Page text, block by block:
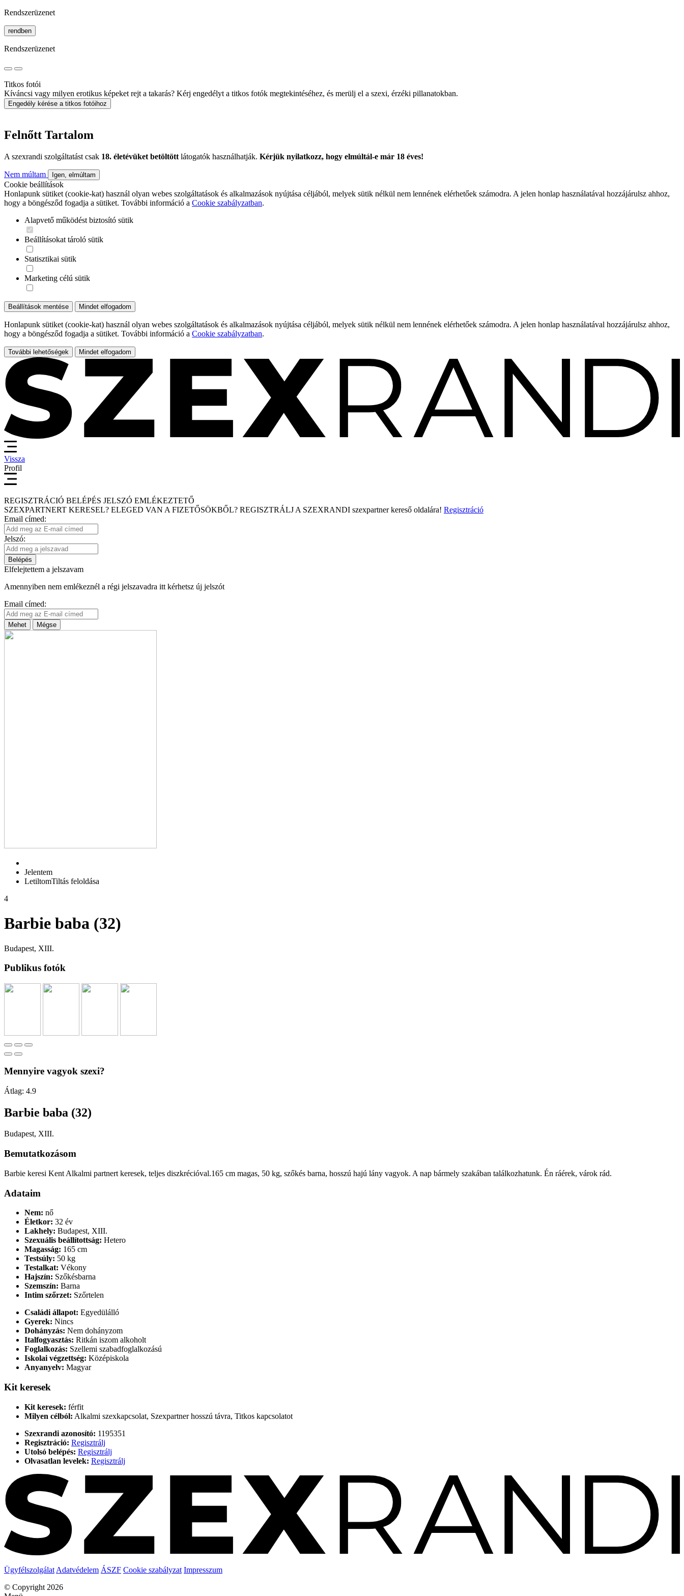
Rendszerüzenet
rendben
Rendszerüzenet
Titkos fotói
Kíváncsi vagy milyen erotikus képeket rejt a takarás? Kérj engedélyt a titkos fotók megtekintéséhez, és merülj el a szexi, érzéki pillanatokban.
Engedély kérése a titkos fotóihoz
Felnőtt Tartalom
A szexrandi szolgáltatást csak 18. életévüket betöltött látogatók használhatják. Kérjük nyilatkozz, hogy elmúltál-e már 18 éves!
Nem múltam Igen, elmúltam
Cookie beállítások
Honlapunk sütiket (cookie-kat) használ olyan webes szolgáltatások és alkalmazások nyújtása céljából, melyek sütik nélkül nem lennének elérhetőek számodra. A jelen honlap használatával hozzájárulsz ahhoz,
hogy a böngésződ fogadja a sütiket. További információ a Cookie szabályzatban.
Alapvető működést biztosító sütik
Beállításokat tároló sütik
Statisztikai sütik
Marketing célú sütik
Beállítások mentése Mindet elfogadom
Honlapunk sütiket (cookie-kat) használ olyan webes szolgáltatások és alkalmazások nyújtása céljából, melyek sütik nélkül nem lennének elérhetőek számodra. A jelen honlap használatával hozzájárulsz ahhoz,
hogy a böngésződ fogadja a sütiket. További információ a Cookie szabályzatban.
További lehetőségek Mindet elfogadom
Vissza
Profil
REGISZTRÁCIÓ BELÉPÉS JELSZÓ EMLÉKEZTETŐ
SZEXPARTNERT KERESEL? ELEGED VAN A FIZETŐSÖKBŐL? REGISZTRÁLJ A SZEXRANDI szexpartner kereső oldalára! Regisztráció
Email címed:
Jelszó:
Belépés
Elfelejtettem a jelszavam
Amennyiben nem emlékeznél a régi jelszavadra itt kérhetsz új jelszót
Email címed:
Mehet Mégse
Jelentem
LetiltomTiltás feloldása
4
Barbie baba (32)
Budapest, XIII.
Publikus fotók
Mennyire vagyok szexi?
Átlag: 4.9
Barbie baba (32)
Budapest, XIII.
Bemutatkozásom
Barbie keresi Kent Alkalmi partnert keresek, teljes diszkrécióval.165 cm magas, 50 kg, szőkés barna, hosszú hajú lány vagyok. A nap bármely szakában találkozhatunk. Én ráérek, várok rád.
Adataim
Nem: nő
Életkor: 32 év
Lakhely: Budapest, XIII.
Szexuális beállítottság: Hetero
Magasság: 165 cm
Testsúly: 50 kg
Testalkat: Vékony
Hajszín: Szőkésbarna
Szemszín: Barna
Intim szőrzet: Szőrtelen
Családi állapot: Egyedülálló
Gyerek: Nincs
Dohányzás: Nem dohányzom
Italfogyasztás: Ritkán iszom alkoholt
Foglalkozás: Szellemi szabadfoglalkozású
Iskolai végzettség: Középiskola
Anyanyelv: Magyar
Kit keresek
Kit keresek: férfit
Milyen célból: Alkalmi szexkapcsolat, Szexpartner hosszú távra, Titkos kapcsolatot
Szexrandi azonosító: 1195351
Regisztráció: Regisztrálj
Utolsó belépés: Regisztrálj
Olvasatlan levelek: Regisztrálj
Ügyfélszolgálat Adatvédelem ÁSZF Cookie szabályzat Impresszum
© Copyright 2026